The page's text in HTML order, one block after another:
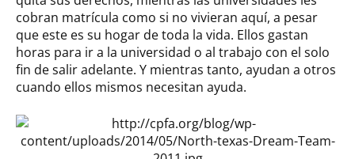
cobran matrícula como si no vivieran aquí, a pesar
que este es su hogar de toda la vida. Ellos gastan
horas para ir a la universidad o al trabajo con el solo
fin de salir adelante. Y mientras tanto, ayudan a otros
cuando ellos mismos necesitan ayuda.